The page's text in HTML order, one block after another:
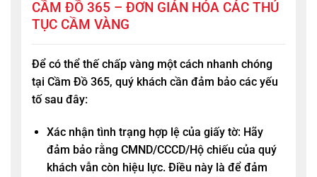
CẦM ĐỒ 365 – ĐƠN GIẢN HÓA CÁC THỦ
TỤC CẦM VÀNG
Để có thể thế chấp vàng một cách nhanh chóng
tại Cầm Đồ 365, quý khách cần đảm bảo các yếu
tố sau đây:
Xác nhận tình trạng hợp lệ của giấy tờ: Hãy
đảm bảo rằng CMND/CCCD/Hộ chiếu của quý
khách vẫn còn hiệu lực. Điều này là để đảm